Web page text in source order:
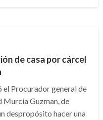
de casa por cárcel
Procurador general de
Murcia Guzman, de
despropósito hacer una